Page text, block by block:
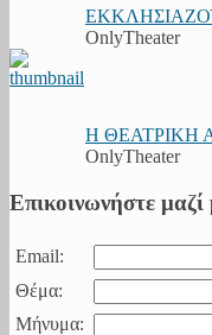
OnlyTheater
Η ΘΕΑΤΡΙΚΗ
OnlyTheater
Επικοινωνήστε μαζί
Email:
Θέμα:
Μήνυμα: